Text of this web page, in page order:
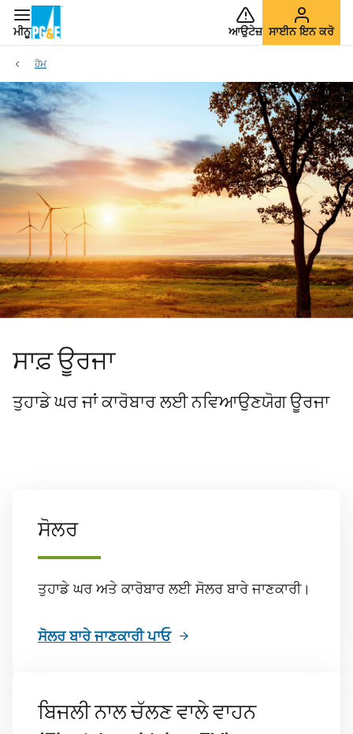
ਮੀਨੂ ਆਉਟੇਜ਼ ਸਾਈਨ ਇਨ ਕਰੋ
ਹੋਮ
ਸਾਫ਼ ਊਰਜਾ
ਤੁਹਾਡੇ ਘਰ ਜਾਂ ਕਾਰੋਬਾਰ ਲਈ ਨਵਿਆਉਣਯੋਗ ਊਰਜਾ
ਸੋਲਰ
ਤੁਹਾਡੇ ਘਰ ਅਤੇ ਕਾਰੋਬਾਰ ਲਈ ਸੋਲਰ ਬਾਰੇ ਜਾਣਕਾਰੀ।
ਸੋਲਰ ਬਾਰੇ ਜਾਣਕਾਰੀ ਪਾਓ
ਬਿਜਲੀ ਨਾਲ ਚੱਲਣ ਵਾਲੇ ਵਾਹਨ